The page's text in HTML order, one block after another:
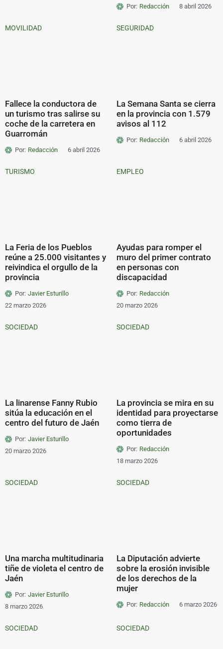
Por: Redacción 8 abril 2026
MOVILIDAD
Fallece la conductora de
un turismo tras salirse su
coche de la carretera en
Guarromán
Por: Redacción 6 abril 2026
SEGURIDAD
La Semana Santa se cierra
en la provincia con 1.579
avisos al 112
Por: Redacción 6 abril 2026
TURISMO
La Feria de los Pueblos
reúne a 25.000 visitantes y
reivindica el orgullo de la
provincia
Por: Javier Esturillo
22 marzo 2026
EMPLEO
Ayudas para romper el
muro del primer contrato
en personas con
discapacidad
Por: Redacción
20 marzo 2026
SOCIEDAD
La linarense Fanny Rubio
sitúa la educación en el
centro del futuro de Jaén
Por: Javier Esturillo
20 marzo 2026
SOCIEDAD
La provincia se mira en su
identidad para proyectarse
como tierra de
oportunidades
Por: Redacción
18 marzo 2026
SOCIEDAD
Una marcha multitudinaria
tiñe de violeta el centro de
Jaén
Por: Javier Esturillo
8 marzo 2026
SOCIEDAD
La Diputación advierte
sobre la erosión invisible
de los derechos de la
mujer
Por: Redacción 6 marzo 2026
SOCIEDAD SOCIEDAD